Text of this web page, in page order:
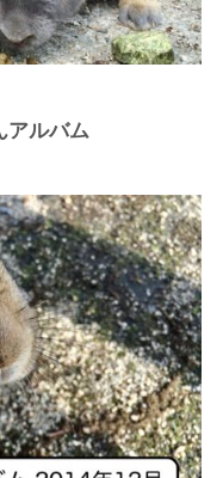
アルバム